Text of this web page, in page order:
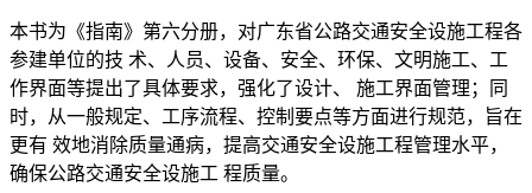
本书为《指南》第六分册，对广东省公路交通安全设施工程各
参建单位的技 术、人员、设备、安全、环保、文明施工、工
作界面等提出了具体要求，强化了设计、 施工界面管理；同
时，从一般规定、工序流程、控制要点等方面进行规范，旨在
更有 效地消除质量通病，提高交通安全设施工程管理水平，
确保公路交通安全设施工 程质量。